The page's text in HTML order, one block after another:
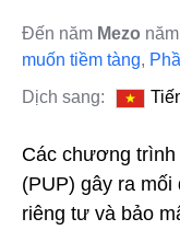
Đến năm Mezo năm
muốn tiềm tàng,
Dịch sang:
Các chương trình
(PUP) gây ra mối
riêng tư và bảo